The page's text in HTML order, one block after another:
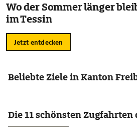
Wo der Sommer länger
im Tessin
Jetzt entdecken
Beliebte Ziele in Kanton
Die 11 schönsten Zugfahrten